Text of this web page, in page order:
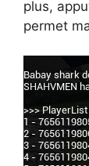
plus,
permet